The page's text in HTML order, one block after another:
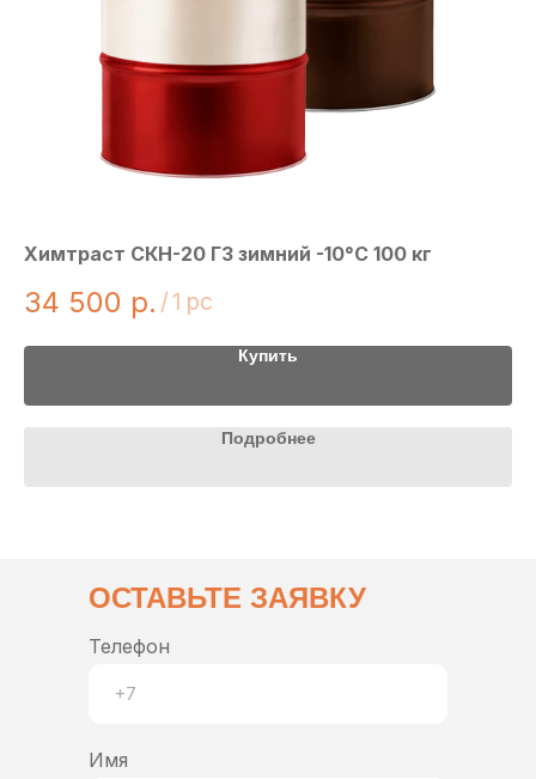
Химтраст СКН-20 Г3 зимний -10°С 100 кг
34 500 р. /1 pc
Купить
Подробнее
ОСТАВЬТЕ ЗАЯВКУ
Телефон
Имя